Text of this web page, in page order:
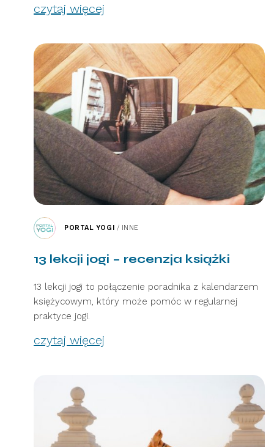
czytaj więcej
PORTAL YOGI / INNE
13 lekcji jogi – recenzja książki
13 lekcji jogi to połączenie poradnika z kalendarzem
księżycowym, który może pomóc w regularnej
praktyce jogi.
czytaj więcej